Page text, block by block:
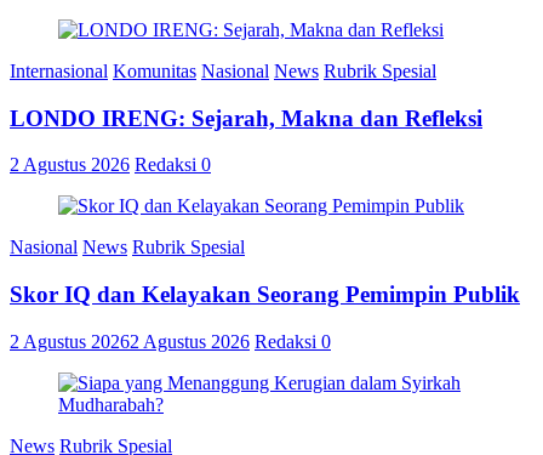
Internasional Komunitas Nasional News Rubrik Spesial
LONDO IRENG: Sejarah, Makna dan Refleksi
2 Agustus 2026 Redaksi 0
Nasional News Rubrik Spesial
Skor IQ dan Kelayakan Seorang Pemimpin Publik
2 Agustus 20262 Agustus 2026 Redaksi 0
News Rubrik Spesial